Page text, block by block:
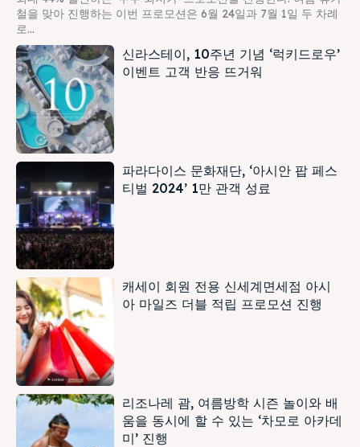
철을 맞아 진행하는 이번 프로모션은 6월 24일과 7월 1일 두 차례
로...
신라스테이, 10주년 기념 ‘럭키드로우’
이벤트 고객 반응 뜨거워
파라다이스 문화재단, ‘아시안 팝 페스
티벌 2024’ 1만 관객 성료
캐세이 회원 전용 신세계면세점 아시
아 마일즈 더블 적립 프로모션 진행
리조나레 괌, 여름방학 시즌 놀이와 배
움을 동시에 할 수 있는 ‘차모로 아카데
미’ 진행